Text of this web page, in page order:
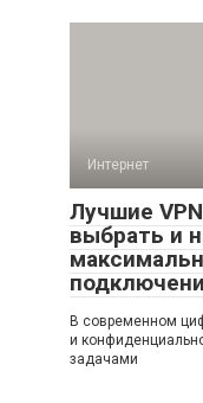
Интернет
Лучшие
выбрать и
В современном
и
задачами